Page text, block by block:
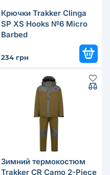
Крючки Trakker Clinga
SP XS Hooks №6 Micro
Barbed
234 грн
Зимний термокостюм
Trakker CR Camo 2-Piece